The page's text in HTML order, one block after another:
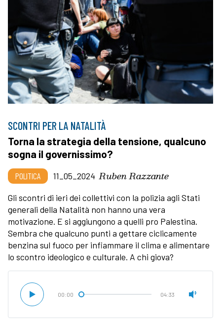
SCONTRI PER LA NATALITÀ
Torna la strategia della tensione, qualcuno
sogna il governissimo?
POLITICA 11_05_2024 Ruben Razzante
Gli scontri di ieri dei collettivi con la polizia agli Stati
generali della Natalità non hanno una vera
motivazione. E si aggiungono a quelli pro Palestina.
Sembra che qualcuno punti a gettare ciclicamente
benzina sul fuoco per infiammare il clima e alimentare
lo scontro ideologico e culturale. A chi giova?
00:00 04:33